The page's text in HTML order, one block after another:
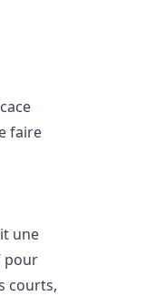
faire
une
pour
courts,